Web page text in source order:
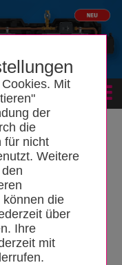
Mit
der
die
für nicht
Weitere
können die
über
Ihre
mit
Wohnsituation
-